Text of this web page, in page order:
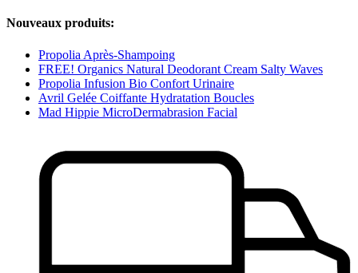
Nouveaux produits:
Propolia Après-Shampoing
FREE! Organics Natural Deodorant Cream Salty Waves
Propolia Infusion Bio Confort Urinaire
Avril Gelée Coiffante Hydratation Boucles
Mad Hippie MicroDermabrasion Facial